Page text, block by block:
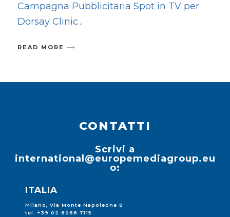
Campagna Pubblicitaria Spot in TV per
Dorsay Clinic
READ MORE
CONTATTI
Scrivi a
international@europemediagroup.eu
o:
ITALIA
Milano, Via Monte Napoleone 8
tel. +39 02 8088 7115